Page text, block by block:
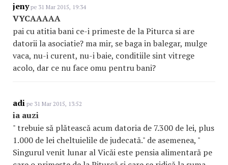
jenype 31 Mar 2015, 19:34
VYCAAAAA
pai cu atitia bani ce-i primeste de la Piturca si are
datorii la asociatie? ma mir, se baga in balegar, mulge
vaca, nu-i curent, nu-i baie, conditiile sint vitrege
acolo, dar ce nu face omu pentru bani?
adi pe 31 Mar 2015, 13:52
ia auzi
" trebuie să plătească acum datoria de 7.300 de lei, plus
1.000 de lei cheltuielile de judecată." de asemenea, "
Singurul venit lunar al Vicăi este pensia alimentară pe